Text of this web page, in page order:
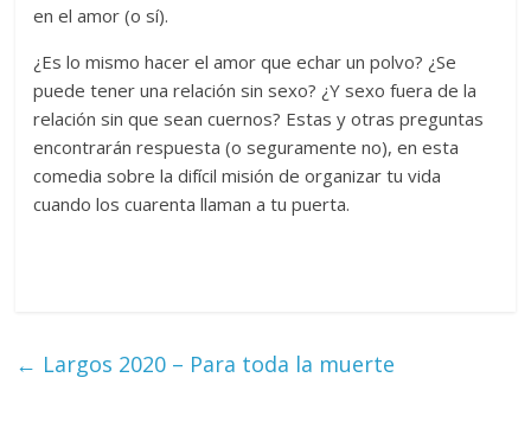
en el amor (o sí).
¿Es lo mismo hacer el amor que echar un polvo? ¿Se
puede tener una relación sin sexo? ¿Y sexo fuera de la
relación sin que sean cuernos? Estas y otras preguntas
encontrarán respuesta (o seguramente no), en esta
comedia sobre la difícil misión de organizar tu vida
cuando los cuarenta llaman a tu puerta.
← Largos 2020 – Para toda la muerte